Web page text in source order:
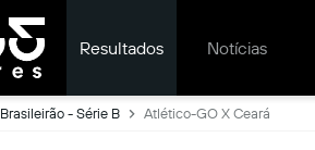
Resultados Notícias
Brasileirão - Série B Atlético-GO X Ceará